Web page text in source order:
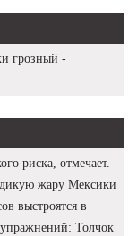
грозный -
риска, отмечает.
жару Мексики
выстроятся в
Толчок